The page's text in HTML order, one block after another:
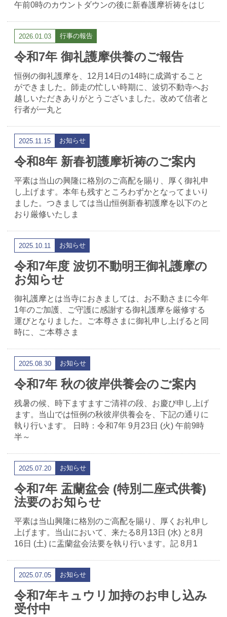
午前0時のカウントダウンの後に新春護摩祈祷をはじ
2026.01.03 行事の報告
令和7年 御礼護摩供養のご報告
恒例の御礼護摩を、12月14日の14時に成満すること
ができました。師走の忙しい時期に、波切不動寺へお
越しいただきありがとうございました。改めて信者と
行者が一丸と
2025.11.15 お知らせ
令和8年 新春初護摩祈祷のご案内
平素は当山の興隆に格別のご高配を賜り、厚く御礼申
し上げます。本年も残すところわずかとなってまいり
ました。つきましては当山恒例新春初護摩を以下のと
おり厳修いたしま
2025.10.11 お知らせ
令和7年度 波切不動明王御礼護摩の
お知らせ
御礼護摩とは当寺におきましては、お不動さまに今年
1年のご加護、ご守護に感謝する御礼護摩を厳修する
運びとなりました。ご本尊さまに御礼申し上げると同
時に、ご本尊さま
2025.08.30 お知らせ
令和7年 秋の彼岸供養会のご案内
残暑の候、時下ますますご清祥の段、お慶び申し上げ
ます。当山では恒例の秋彼岸供養会を、下記の通りに
執り行います。 日時：令和7年 9月23日 (火) 午前9時
半～
2025.07.20 お知らせ
令和7年 盂蘭盆会 (特別二座式供養)
法要のお知らせ
平素は当山興隆に格別のご高配を賜り、厚くお礼申し
上げます。当山において、来たる8月13日 (水) と8月
16日 (土) に盂蘭盆会法要を執り行います。記 8月1
2025.07.05 お知らせ
令和7年キュウリ加持のお申し込み
受付中